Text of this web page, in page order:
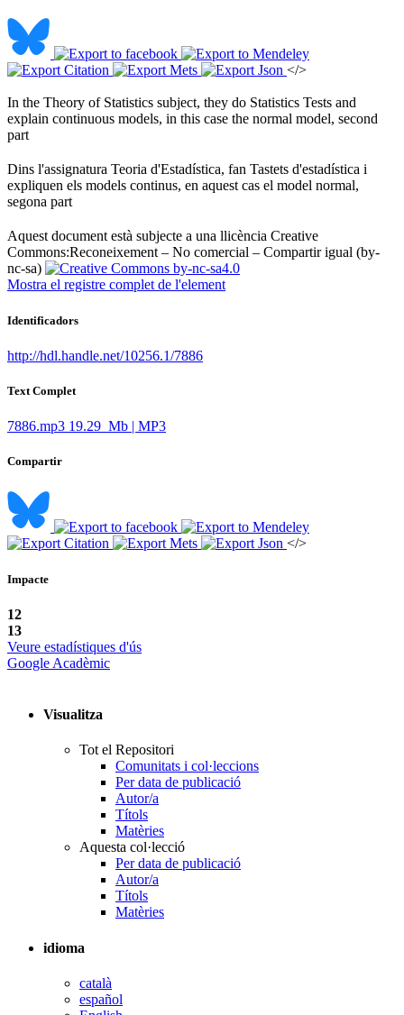
</>
In the Theory of Statistics subject, they do Statistics Tests and
explain continuous models, in this case the normal model, second
part ​
Dins l'assignatura Teoria d'Estadística, fan Tastets d'estadística i
expliquen els models continus, en aquest cas el model normal,
segona part ​
Aquest document està subjecte a una llicència Creative
Commons:Reconeixement – No comercial – Compartir igual (by-
nc-sa)
Mostra el registre complet de l'element
Identificadors
http://hdl.handle.net/10256.1/7886
Text Complet
7886.mp3 19.29 Mb | MP3
Compartir
</>
Impacte
12
13
Veure estadístiques d'ús
Google Acadèmic
Visualitza
Tot el Repositori
Comunitats i col·leccions
Per data de publicació
Autor/a
Títols
Matèries
Aquesta col·lecció
Per data de publicació
Autor/a
Títols
Matèries
idioma
català
español